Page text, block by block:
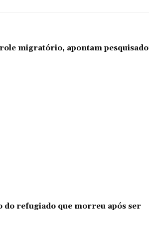
migratório, apontam
do refugiado que morreu após ser